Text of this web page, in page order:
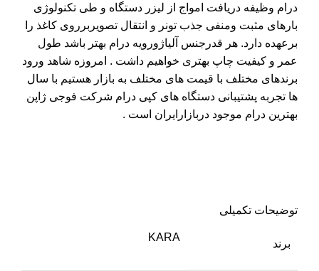
درام وظیفه دریافت امواج از لیزر دستگاه و طی تکنولوژی
بارهای مثبت ومنفی جذب تونر و انتقال تصویربرروی کاغذ را
برعهده دارد. هر قدرجنس آلیاژورویه درام بهتر باشد طول
عمر و کیفیت چاپ بهتری خواهیم داشت . امروزه شاهد ورود
برندهای مختلف با قیمت های مختلف به بازار هستیم با سال
ها تجربه پشتیبانی دستگاه های کپی درام شرکت فوجی ژاپن
بهترین درام موجود دربازارایران است .
توضیحات تکمیلی
برند
KARA